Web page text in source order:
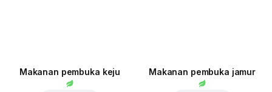
Makanan pembuka keju Makanan pembuka jamur